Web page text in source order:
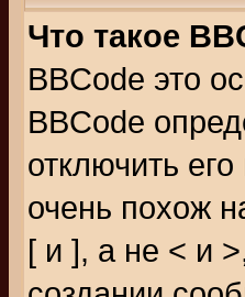
Что такое
BBCode это
BBCode
отключить
очень похож
[ и ], а не < и